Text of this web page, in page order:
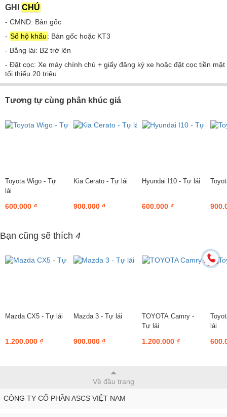
GHI CHÚ
- CMND: Bản gốc
- Sổ hộ khẩu: Bản gốc hoặc KT3
- Bằng lái: B2 trở lên
- Đặt cọc: Xe máy chính chủ + giấy đăng ký xe hoặc đặt cọc tiền mặt
tối thiểu 20 triệu
Tương tự cùng phân khúc giá
Toyota Wigo - Tự
lái
600.000 ₫
Kia Cerato - Tự lái
900.000 ₫
Hyundai I10 - Tự lái
600.000 ₫
Bạn cũng sẽ thích 4
Mazda CX5 - Tự lái
1.200.000 ₫
Mazda 3 - Tự lái
900.000 ₫
TOYOTA Camry -
Tự lái
1.200.000 ₫
lái
Về đầu trang
CÔNG TY CỐ PHẦN ASCS VIỆT NAM